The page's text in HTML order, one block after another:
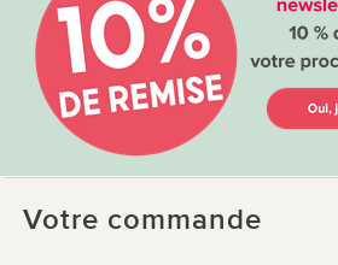
Votre commande